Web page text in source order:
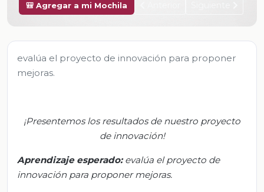
🎒 Agregar a mi Mochila
evalúa el proyecto de innovación para proponer
mejoras.
¡Presentemos los resultados de nuestro proyecto
de innovación!
Aprendizaje esperado: evalúa el proyecto de
innovación para proponer mejoras.